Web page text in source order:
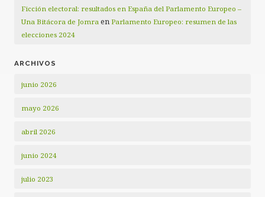
Ficción electoral: resultados en España del Parlamento Europeo –
Una Bitácora de Jomra en Parlamento Europeo: resumen de las
elecciones 2024
ARCHIVOS
junio 2026
mayo 2026
abril 2026
junio 2024
julio 2023